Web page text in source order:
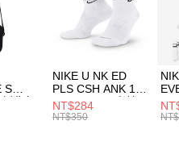
【「AFTEE先享後付」結帳
１．於結帳方式選擇「
付」結帳頁面，進行簡訊認
２．訂單成立數日內，您將
３．收到繳費通知簡訊後
／ATM／網路銀行／等多元
※ 請注意：結帳手續完成當
絡購買商品的店家。未經商
先享後付繳納相關費用。
每筆NT$100，滿
付款後門市自取
每筆NT$100，滿
S
背包
NIKE U NK ED
PLS CSH ANK 1P
144 DBL 男 中統
襪 DH4058104
NT$284
NT$350
男